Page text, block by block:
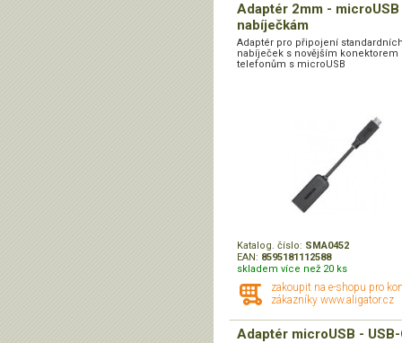
Adaptér 2mm - microUSB
nabíječkám
Adaptér pro připojení
nabíječek s novějším konektorem
telefonům s microUSB
Katalog. číslo: SMA0452
EAN: 8595181112588
skladem více než 20 ks
zakoupit na e-shopu pro
zákazníky www.aligator.cz
Adaptér microUSB -